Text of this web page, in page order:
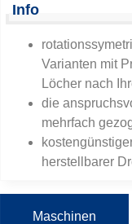
Info
Varianten mit
Löcher nach
die
mehrfach
herstellbarer
Maschinen